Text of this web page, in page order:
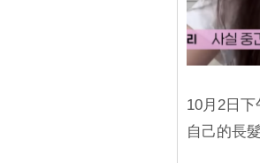
10月2日
自己的長髮